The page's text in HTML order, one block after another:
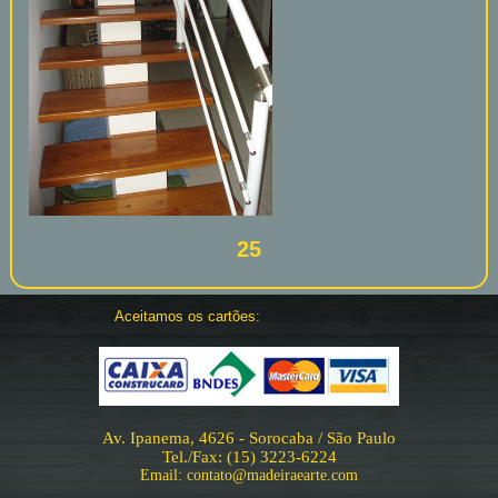
25
Aceitamos os cartões:
Av. Ipanema, 4626 - Sorocaba / São Paulo
Tel./Fax: (15) 3223-6224
Email: contato@madeiraearte.com